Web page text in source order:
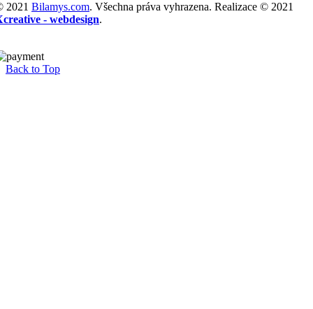
2021 Bilamys.com. Všechna práva vyhrazena. Realizace © 2021
- webdesign.
Back to Top